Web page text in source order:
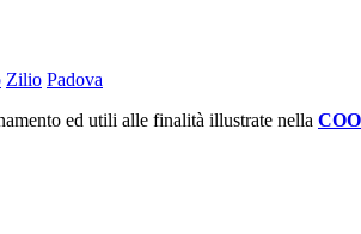
Zilio Padova
ed utili alle finalità illustrate nella